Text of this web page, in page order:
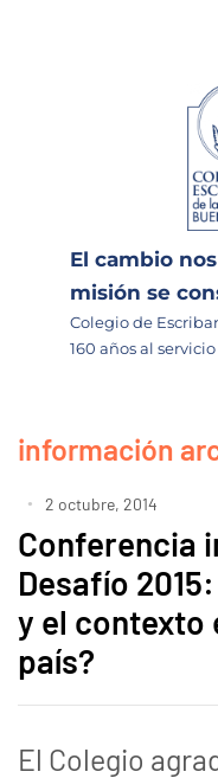
El cambio
misión se
Colegio de
160 años al
información
2 octubre, 2014
Conferencia
Desafío
y el contexto
país?
El Colegio